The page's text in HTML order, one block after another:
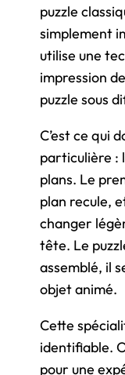
puzzle
simplement
utilise une
impression
puzzle sous
C’est ce qui
particulière :
plans. Le
plan recule,
changer
tête. Le
assemblé, il
objet animé.
Cette
identifiable.
pour une